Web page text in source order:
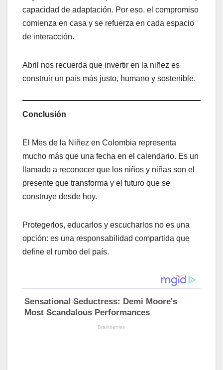
capacidad de adaptación. Por eso, el compromiso
comienza en casa y se refuerza en cada espacio
de interacción.
Abril nos recuerda que invertir en la niñez es
construir un país más justo, humano y sostenible.
Conclusión
El Mes de la Niñez en Colombia representa
mucho más que una fecha en el calendario. Es un
llamado a reconocer que los niños y niñas son el
presente que transforma y el futuro que se
construye desde hoy.
Protegerlos, educarlos y escucharlos no es una
opción: es una responsabilidad compartida que
define el rumbo del país.